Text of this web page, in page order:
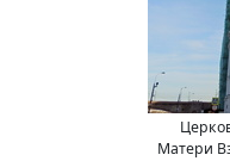
Матери